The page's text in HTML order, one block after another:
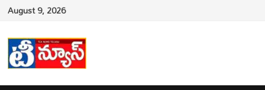
Skip
content
August 9, 2026